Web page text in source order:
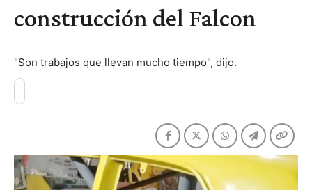
construcción del Falcon
"Son trabajos que llevan mucho tiempo", dijo.